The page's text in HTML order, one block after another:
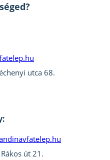
utca 68.
út 21.